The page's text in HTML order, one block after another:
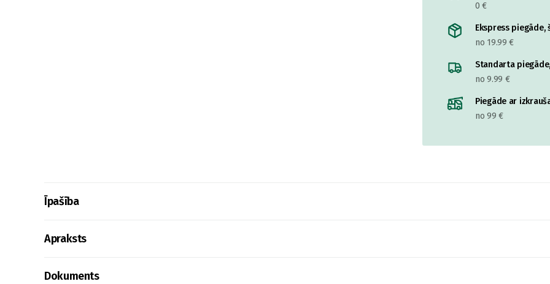
0 €
Ekspress
no 19.99 €
Standarta
no 9.99 €
Piegāde ar
no 99 €
Īpašība
Apraksts
Dokuments